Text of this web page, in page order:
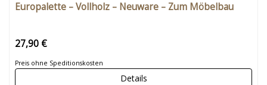
Europalette – Vollholz – Neuware – Zum Möbelbau
27,90 €
Preis ohne Speditionskosten
Details